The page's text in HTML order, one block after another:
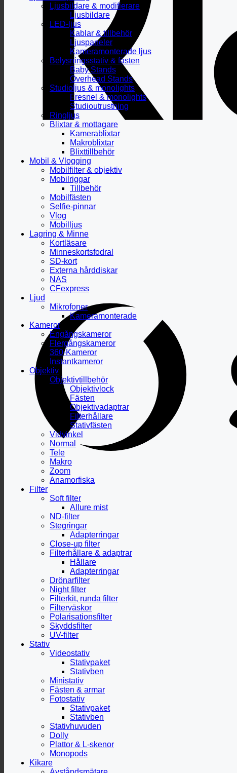
Ljusbildare & modifierare
Ljusbildare
LED-ljus
Kablar & tillbehör
Ljuspaneler
Kameramonterade ljus
Belysningsstativ & fästen
Baby Stands
Overhead Stands
Studioljus & monolights
Fresnel & monolights
Studioutrustning
Ringljus
Blixtar & mottagare
Kamerablixtar
Makroblixtar
Blixttillbehör
Mobil & Vlogging
Mobilfilter & objektiv
Mobilriggar
Tillbehör
Mobilfästen
Selfie-pinnar
Vlog
Mobilljus
Lagring & Minne
Kortläsare
Minneskortsfodral
SD-kort
Externa hårddiskar
NAS
CFexpress
Ljud
Mikrofoner
Kameramonterade
Kameror
Engångskameror
Flergångskameror
360-Kameror
Instantkameror
Objektiv
Objektivtillbehör
Objektivlock
Fästen
Objektivadaptrar
Filterhållare
Stativfästen
Vidvinkel
Normal
Tele
Makro
Zoom
Anamorfiska
Filter
Soft filter
Allure mist
ND-filter
Stegringar
Adapterringar
Close-up filter
Filterhållare & adaptrar
Hållare
Adapterringar
Drönarfilter
Night filter
Filterkit, runda filter
Filterväskor
Polarisationsfilter
Skyddsfilter
UV-filter
Stativ
Videostativ
Stativpaket
Stativben
Ministativ
Fästen & armar
Fotostativ
Stativpaket
Stativben
Stativhuvuden
Dolly
Plattor & L-skenor
Monopods
Kikare